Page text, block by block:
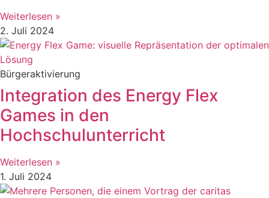
Weiterlesen »
2. Juli 2024
Bürgeraktivierung
Integration des Energy Flex
Games in den
Hochschulunterricht
Weiterlesen »
1. Juli 2024